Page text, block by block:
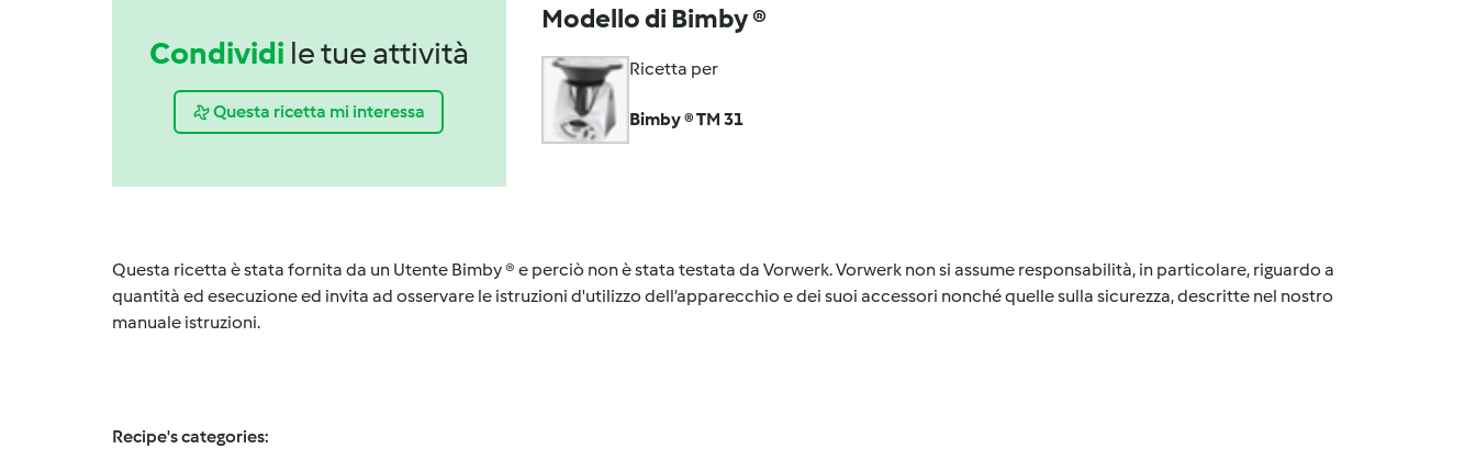
Condividi le tue attività
Questa ricetta mi interessa
Modello di Bimby ®
Ricetta per
Bimby ® TM 31
Questa ricetta è stata fornita da un Utente Bimby ® e perciò non è stata testata da Vorwerk. Vorwerk non si assume responsabilità, in particolare, riguardo a
quantità ed esecuzione ed invita ad osservare le istruzioni d'utilizzo dell’apparecchio e dei suoi accessori nonché quelle sulla sicurezza, descritte nel nostro
manuale istruzioni.
Recipe's categories: